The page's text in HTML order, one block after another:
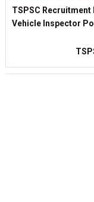
TSPSC
Vehicle Inspector